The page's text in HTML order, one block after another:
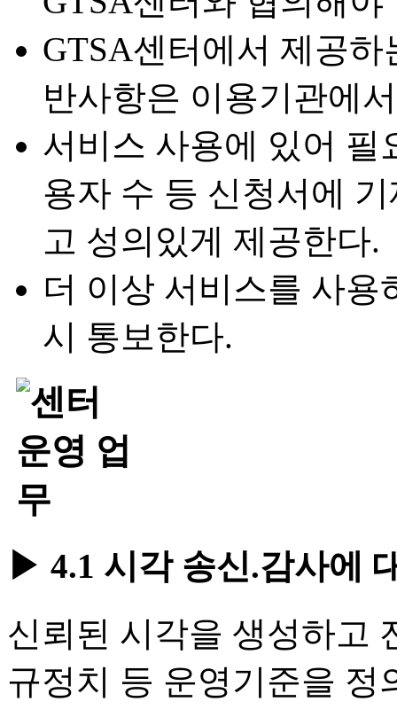
GTSA센터에서 제공
반사항은 이용기관에
서비스 사용에 있어 필
용자 수 등 신청서에
고 성의있게 제공한다.
더 이상 서비스를 사용
시 통보한다.
▶ 4.1 시각 송신.감사에
신뢰된 시각을 생성하고
규정치 등 운영기준을 정